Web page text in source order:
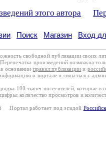
этого автора
Поиск Магазин Вход
свободной публикации своих
. Перепечатка произведений возможна
основании правил публикации и
о портале и связаться с
100 тысяч посетителей, которые
количество просмотров и
Портал работает под эгидой